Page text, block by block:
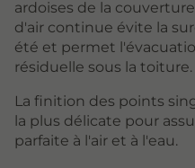
ardoises de la
d'air continue évite la
été et permet
résiduelle sous la toiture.
La finition des points
la plus délicate pour
parfaite à l'air et à l'eau.